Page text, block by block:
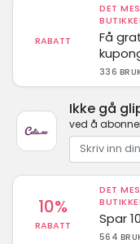
RABATT
DET
Få
336
Ikke gå
ved å
10%
RABATT
DET
Spar
564